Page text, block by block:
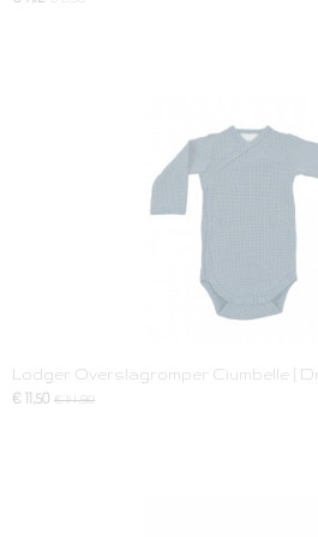
Lodger Overslagromper Ciumbelle [
€ 11,50 € 14,90